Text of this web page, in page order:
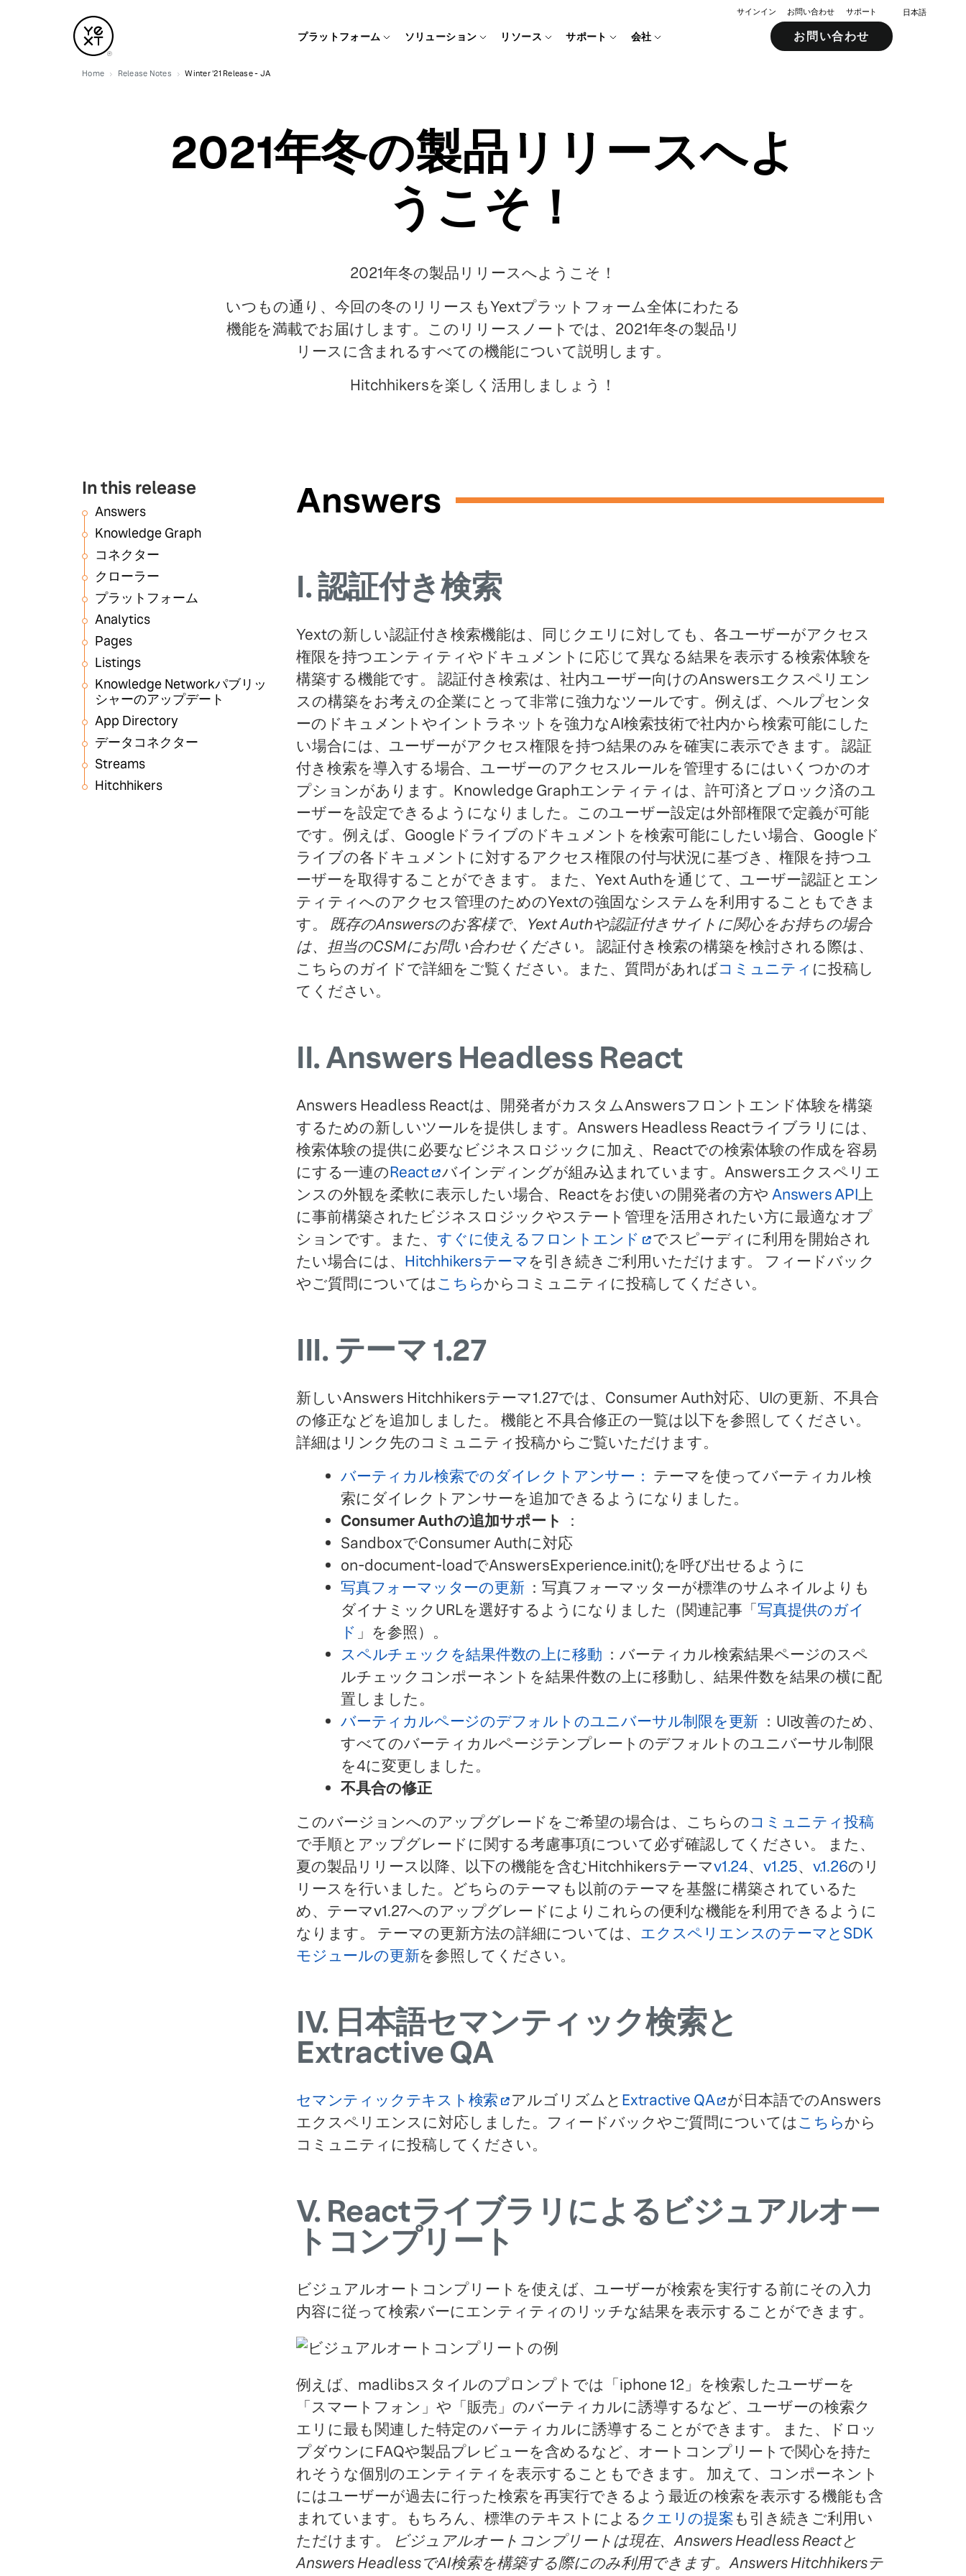
プラットフォーム ソリューション リソース サポート 会社
サインイン お問い合わせ サポート 日本語
お問い合わせ
Home Release Notes Winter '21 Release - JA
2021年冬の製品リリースへよ
うこそ！
2021年冬の製品リリースへようこそ！
いつもの通り、今回の冬のリリースもYextプラットフォーム全体にわたる
機能を満載でお届けします。このリリースノートでは、2021年冬の製品リ
リースに含まれるすべての機能について説明します。
Hitchhikersを楽しく活用しましょう！
In this release
Answers
Knowledge Graph
コネクター
クローラー
プラットフォーム
Analytics
Pages
Listings
Knowledge Networkパブリッ
シャーのアップデート
App Directory
データコネクター
Streams
Hitchhikers
Answers
I.認証付き検索
Yextの新しい認証付き検索機能は、同じクエリに対しても、各ユーザーがアクセス
権限を持つエンティティやドキュメントに応じて異なる結果を表示する検索体験を
構築する機能です。 認証付き検索は、社内ユーザー向けのAnswersエクスペリエン
スの構築をお考えの企業にとって非常に強力なツールです。例えば、ヘルプセンタ
ーのドキュメントやイントラネットを強力なAI検索技術で社内から検索可能にした
い場合には、ユーザーがアクセス権限を持つ結果のみを確実に表示できます。 認証
付き検索を導入する場合、ユーザーのアクセスルールを管理するにはいくつかのオ
プションがあります。Knowledge Graphエンティティは、許可済とブロック済のユ
ーザーを設定できるようになりました。このユーザー設定は外部権限で定義が可能
です。例えば、Googleドライブのドキュメントを検索可能にしたい場合、Googleド
ライブの各ドキュメントに対するアクセス権限の付与状況に基づき、権限を持つユ
ーザーを取得することができます。 また、Yext Authを通じて、ユーザー認証とエン
ティティへのアクセス管理のためのYextの強固なシステムを利用することもできま
す。 既存のAnswersのお客様で、Yext Authや認証付きサイトに関心をお持ちの場合
は、担当のCSMにお問い合わせください。
認証付き検索の構築を検討される際は、
こちらのガイドで詳細をご覧ください。また、質問があればコミュニティ に投稿し
てください。
II.Answers Headless React
Answers Headless Reactは、開発者がカスタムAnswersフロントエンド体験を構築
するための新しいツールを提供します。Answers Headless Reactライブラリには、
検索体験の提供に必要なビジネスロジックに加え、Reactでの検索体験の作成を容易
にする一連のReact
バインディングが組み込まれています。Answersエクスペリエ
ンスの外観を柔軟に表示したい場合、Reactをお使いの開発者の方や Answers API上
に事前構築されたビジネスロジックやステート管理を活用されたい方に最適なオプ
ションです。また、 すぐに使えるフロントエンド
でスピーディに利用を開始され
たい場合には、 Hitchhikersテーマを引き続きご利用いただけます。 フィードバック
やご質問についてはこちらからコミュニティに投稿してください。
III. テーマ 1.27
新しいAnswers Hitchhikersテーマ1.27では、Consumer Auth対応、UIの更新、不具合
の修正などを追加しました。 機能と不具合修正の一覧は以下を参照してください。
詳細はリンク先のコミュニティ投稿からご覧いただけます。
バーティカル検索でのダイレクトアンサー： テーマを使ってバーティカル検
索にダイレクトアンサーを追加できるようになりました。
Consumer Authの追加サポート
：
SandboxでConsumer Authに対応
on-document-loadでAnswersExperience.init();を呼び出せるように
写真フォーマッターの更新：写真フォーマッターが標準のサムネイルよりも
ダイナミックURLを選好するようになりました（関連記事「写真提供のガイ
ド 」を参照）。
スペルチェックを結果件数の上に移動 ：バーティカル検索結果ページのスペ
ルチェックコンポーネントを結果件数の上に移動し、結果件数を結果の横に配
置しました。
バーティカルページのデフォルトのユニバーサル制限を更新 ：UI改善のため、
すべてのバーティカルページテンプレートのデフォルトのユニバーサル制限
を4に変更しました。
不具合の修正
このバージョンへのアップグレードをご希望の場合は、こちらのコミュニティ投稿
で手順とアップグレードに関する考慮事項について必ず確認してください。 また、
夏の製品リリース以降、以下の機能を含むHitchhikersテーマv1.24、 v1.25、 v.1.26のリ
リースを行いました。どちらのテーマも以前のテーマを基盤に構築されているた
め、テーマv1.27へのアップグレードによりこれらの便利な機能を利用できるように
なります。 テーマの更新方法の詳細については、 エクスペリエンスのテーマとSDK
モジュールの更新を参照してください。
IV. 日本語セマンティック検索と
Extractive QA
セマンティックテキスト検索 アルゴリズムと Extractive QA
が日本語でのAnswers
エクスペリエンスに対応しました。フィードバックやご質問についてはこちらから
コミュニティに投稿してください。
V. Reactライブラリによるビジュアルオー
トコンプリート
ビジュアルオートコンプリートを使えば、ユーザーが検索を実行する前にその入力
内容に従って検索バーにエンティティのリッチな結果を表示することができます。
例えば、madlibsスタイルのプロンプトでは「iphone 12」を検索したユーザーを
「スマートフォン」や「販売」のバーティカルに誘導するなど、ユーザーの検索ク
エリに最も関連した特定のバーティカルに誘導することができます。 また、ドロッ
プダウンにFAQや製品プレビューを含めるなど、オートコンプリートで関心を持た
れそうな個別のエンティティを表示することもできます。 加えて、コンポーネント
にはユーザーが過去に行った検索を再実行できるよう最近の検索を表示する機能も含
まれています。もちろん、標準のテキストによるクエリの提案も引き続きご利用い
ただけます。
ビジュアルオートコンプリートは現在、Answers Headless Reactと
Answers HeadlessでAI検索を構築する際にのみ利用できます。Answers Hitchhikersテ